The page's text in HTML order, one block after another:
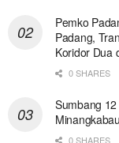
Pemko
Padang,
Koridor Dua
0 SHARES
Sumbang
Minangkabau
0 SHARES